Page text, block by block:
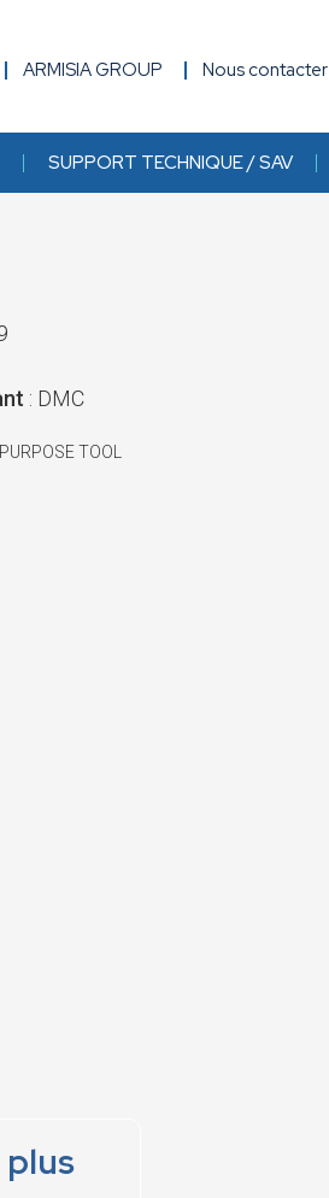
ARMISIA GROUP Nous contacter
SUPPORT TECHNIQUE / SAV
: DMC
TOOL
plus